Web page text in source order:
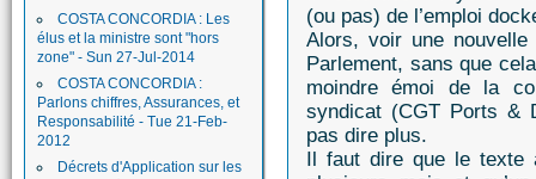
COSTA CONCORDIA : Les
élus et la ministre sont "hors
zone" - Sun 27-Jul-2014
COSTA CONCORDIA :
Parlons chiffres, Assurances, et
Responsabilité - Tue 21-Feb-
2012
Décrets d'Application sur les
(ou pas) de l’emploi
Alors, voir une
Parlement, sans que
moindre émoi de la
syndicat (CGT Ports &
pas dire plus.
Il faut dire que le texte